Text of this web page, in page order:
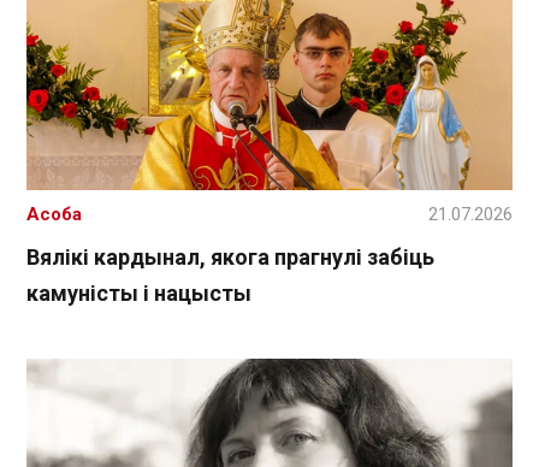
Вялікі кардынал, якога прагнулі забіць
камуністы і нацысты
Асоба 21.07.2026